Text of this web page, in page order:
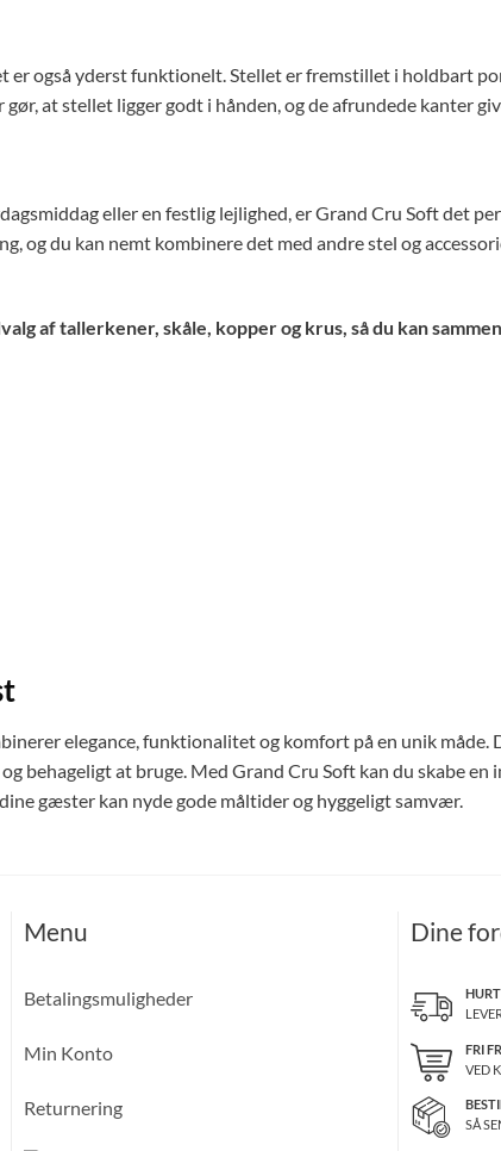
er også yderst funktionelt. Stellet er fremstillet i holdbart
at stellet ligger godt i hånden, og de afrundede kanter
eller en festlig lejlighed, er Grand Cru Soft det
og du kan nemt kombinere det med andre stel og
af tallerkener, skåle, kopper og krus, så du kan
elegance, funktionalitet og komfort på en unik måde.
behageligt at bruge. Med Grand Cru Soft kan du skabe en
gæster kan nyde gode måltider og hyggeligt samvær.
Menu
Betalingsmuligheder
Min Konto
Returnering
Dine
FRI
VED
SÅ